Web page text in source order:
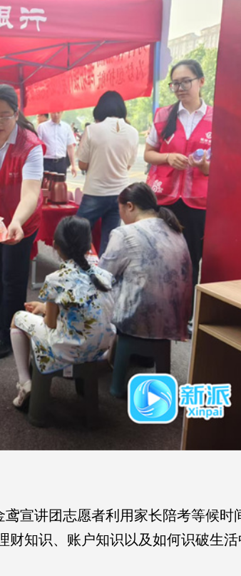
宣讲团志愿者利用家长陪考等候时
财知识、账户知识以及如何识破生活